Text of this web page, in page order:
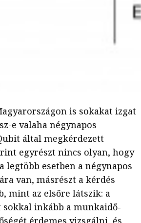
is sokakat izgat
e valaha négynapos
által megkérdezett
egyrészt nincs olyan, hogy
legtöbb esetben a négynapos
van, másrészt a kérdés
mint az elsőre látszik: a
inkább a munkaidő-
érdemes vizsgálni, és